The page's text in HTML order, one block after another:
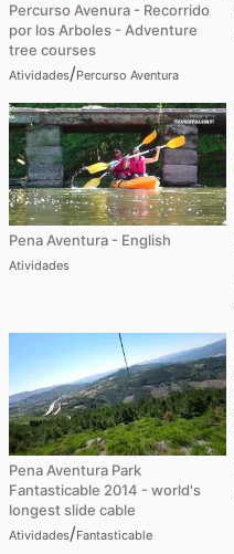
Percurso Avenura - Recorrido
por los Arboles - Adventure
tree courses
Atividades/Percurso Aventura
Pena Aventura - English
Atividades
Pena Aventura Park
Fantasticable 2014 - world's
longest slide cable
Atividades/Fantasticable